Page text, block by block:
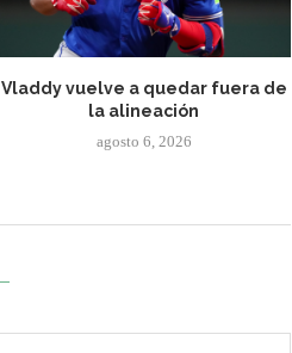
Vladdy vuelve a quedar fuera de
la alineación
agosto 6, 2026